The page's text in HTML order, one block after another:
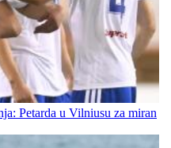
Petarda u Vilniusu za miran